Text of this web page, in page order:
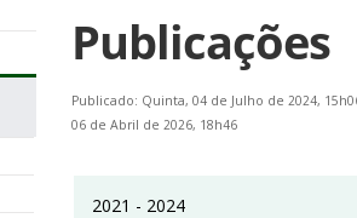
Publicações
Publicado: Quinta, 04 de Julho de 2024,
06 de Abril de 2026, 18h46
2021 - 2024